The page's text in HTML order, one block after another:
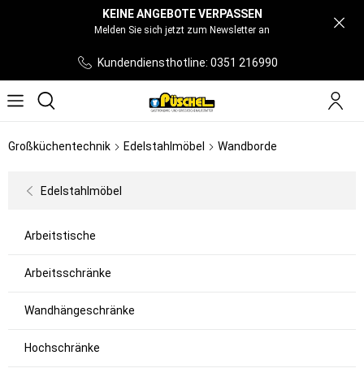
KEINE ANGEBOTE VERPASSEN
Melden Sie sich jetzt zum Newsletter an
Kundendiensthotline: 0351 216990
Großküchentechnik Edelstahlmöbel Wandborde
Edelstahlmöbel
Arbeitstische
Arbeitsschränke
Wandhängeschränke
Hochschränke